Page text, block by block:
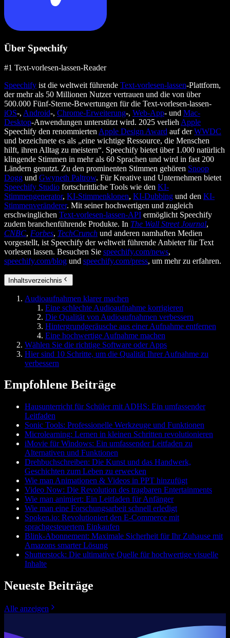
Über Speechify
#1 Text-vorlesen-lassen-Reader
Speechify ist die weltweit führende Text-vorlesen-lassen-Plattform,
der mehr als 50 Millionen Nutzer vertrauen und die von über
500.000 Fünf-Sterne-Bewertungen für die Text-vorlesen-lassen-
iOS-, Android-, Chrome-Erweiterung-, Web-App- und Mac-
Desktop-Anwendungen unterstützt wird. 2025 verlieh Apple
Speechify den renommierten Apple Design Award auf derWWDC
und bezeichnete es als „eine wichtige Ressource, die Menschen
hilft, ihren Alltag zu meistern“. Speechify bietet über 1.000 natürlich
klingende Stimmen in mehr als 60 Sprachen und wird in fast 200
Ländern genutzt. Zu den prominenten Stimmen gehören Snoop
Dogg und Gwyneth Paltrow. Für Kreative und Unternehmen bietet
Speechify Studio fortschrittliche Tools wie den KI-
Stimmengenerator, KI-Stimmenklonen, KI-Dubbing und den KI-
Stimmenveränderer. Mit seiner hochwertigen und zugleich
erschwinglichen Text-vorlesen-lassen-API ermöglicht Speechify
zudem branchenführende Produkte. In The Wall Street Journal,
CNBC, Forbes, TechCrunch und anderen namhaften Medien
vorgestellt, ist Speechify der weltweit führende Anbieter für Text
vorlesen lassen. Besuchen Sie speechify.com/news,
speechify.com/blog und speechify.com/press, um mehr zu erfahren.
Inhaltsverzeichnis
Audioaufnahmen klarer machen
Eine schlechte Audioaufnahme korrigieren
Die Qualität von Audioaufnahmen verbessern
Hintergrundgeräusche aus einer Aufnahme entfernen
Eine hochwertige Aufnahme machen
Wählen Sie die richtige Software oder Apps
Hier sind 10 Schritte, um die Qualität Ihrer Aufnahme zu
verbessern
Empfohlene Beiträge
Hausunterricht für Schüler mit ADHS: Ein umfassender
Leitfaden
Sonic Tools: Professionelle Werkzeuge und Funktionen
Microlearning: Lernen in kleinen Schritten revolutionieren
iMovie für Windows: Ein umfassender Leitfaden zu
Alternativen und Funktionen
Drehbuchschreiben: Die Kunst und das Handwerk,
Geschichten zum Leben zu erwecken
Wie man Animationen & Videos in PPT hinzufügt
Video Now: Die Revolution des tragbaren Entertainments
Wie man animiert: Ein Leitfaden für Anfänger
Wie man eine Forschungsarbeit schnell erledigt
Spoken.io: Revolutioniert den E-Commerce mit
sprachgesteuertem Einkaufen
Blink-Abonnement: Maximale Sicherheit für Ihr Zuhause mit
Amazons smarter Lösung
Shutterstock: Die ultimative Quelle für hochwertige visuelle
Inhalte
Neueste Beiträge
Alle anzeigen